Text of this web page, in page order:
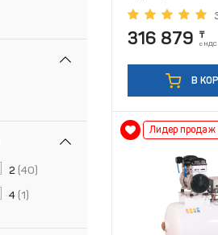
2 (40)
4 (1)
316 879 ₸
с НДС
В
Лидер продаж